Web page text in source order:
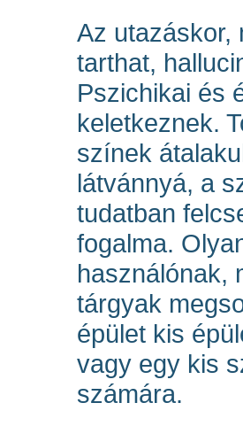
Az utazáskor,
tarthat,
Pszichikai és
keletkeznek.
színek
látvánnyá, a
tudatban
fogalma.
használónak,
tárgyak
épület kis
vagy egy kis
számára.